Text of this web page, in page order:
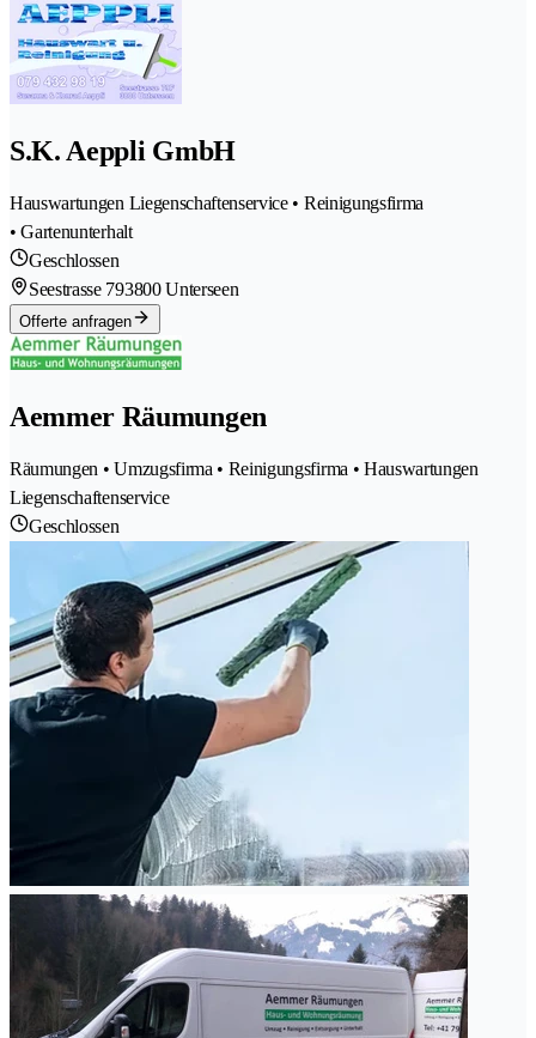
S.K. Aeppli GmbH
Hauswartungen Liegenschaftenservice • Reinigungsfirma
• Gartenunterhalt
Geschlossen
Seestrasse 793800 Unterseen
Offerte anfragen
Aemmer Räumungen
Räumungen • Umzugsfirma • Reinigungsfirma • Hauswartungen
Liegenschaftenservice
Geschlossen